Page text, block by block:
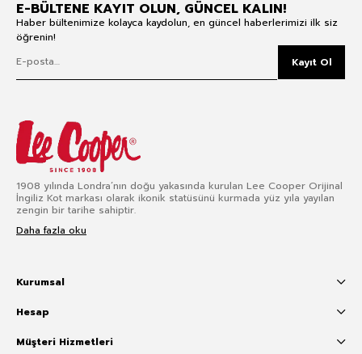
E-BÜLTENE KAYIT OLUN, GÜNCEL KALIN!
Haber bültenimize kolayca kaydolun, en güncel haberlerimizi ilk siz
öğrenin!
Kayıt Ol
1908 yılında Londra’nın doğu yakasında kurulan Lee Cooper Orijinal
İngiliz Kot markası olarak ikonik statüsünü kurmada yüz yıla yayılan
zengin bir tarihe sahiptir.
Daha fazla oku
Kurumsal
Hesap
Müşteri Hizmetleri